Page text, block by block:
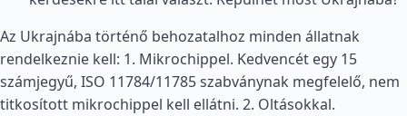
Az Ukrajnába történő behozatalhoz minden állatnak
rendelkeznie kell: 1. Mikrochippel. Kedvencét egy 15
számjegyű, ISO 11784/11785 szabványnak megfelelő, nem
titkosított mikrochippel kell ellátni. 2. Oltásokkal.